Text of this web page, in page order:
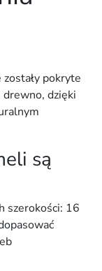
pokryte
drewno, dzięki
są
szerokości: 16